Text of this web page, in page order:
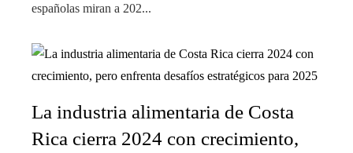
españolas miran a 202...
La industria alimentaria de Costa
Rica cierra 2024 con crecimiento,